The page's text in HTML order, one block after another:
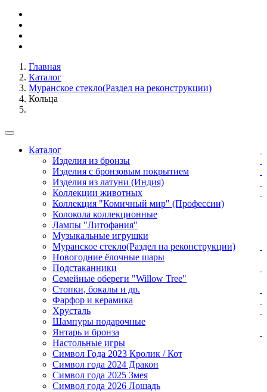
Главная
Каталог
Муранское стекло(Раздел на реконструкции)
Кольца
Каталог
Изделия из бронзы
Изделия с бронзовым покрытием
Изделия из латуни (Индия)
Коллекции животных
Коллекция "Комичный мир" (Профессии)
Колокола коллекционные
Лампы "Литофания"
Музыкальные игрушки
Муранское стекло(Раздел на реконструкции)
Новогодние ёлочные шары
Подстаканники
Семейные обереги "Willow Tree"
Стопки, бокалы и др.
Фарфор и керамика
Хрусталь
Шампуры подарочные
Янтарь и бронза
Настольные игры
Символ Года 2023 Кролик / Кот
Символ года 2024 Дракон
Символ года 2025 Змея
Символ года 2026 Лошадь